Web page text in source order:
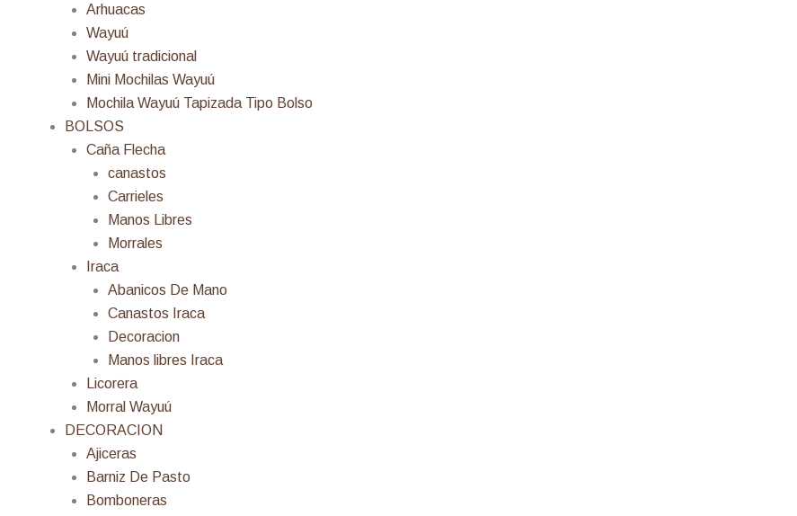
Arhuacas
Wayuú
Wayuú tradicional
Mini Mochilas Wayuú
Mochila Wayuú Tapizada Tipo Bolso
BOLSOS
Caña Flecha
canastos
Carrieles
Manos Libres
Morrales
Iraca
Abanicos De Mano
Canastos Iraca
Decoracion
Manos libres Iraca
Licorera
Morral Wayuú
DECORACION
Ajiceras
Barniz De Pasto
Bomboneras